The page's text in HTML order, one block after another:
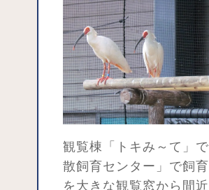
観覧棟「トキみ～て」
散飼育センター」で飼
を大きな観覧窓から間